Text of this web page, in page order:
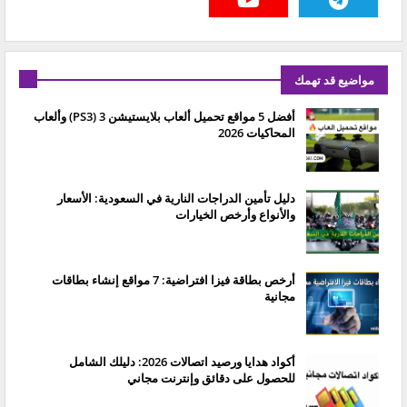
مواضيع قد تهمك
أفضل 5 مواقع تحميل ألعاب بلايستيشن 3 (PS3) وألعاب
المحاكيات 2026
دليل تأمين الدراجات النارية في السعودية: الأسعار
والأنواع وأرخص الخيارات
أرخص بطاقة فيزا افتراضية: 7 مواقع إنشاء بطاقات
مجانية
أكواد هدايا ورصيد اتصالات 2026: دليلك الشامل
للحصول على دقائق وإنترنت مجاني